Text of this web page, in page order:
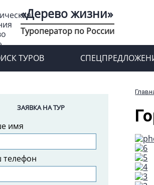
«Дерево жизни»
Туроператор по России
ТУРОВ
ЗАЯВКА НА ТУР
имя
телефон